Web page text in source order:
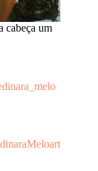
cabeça um